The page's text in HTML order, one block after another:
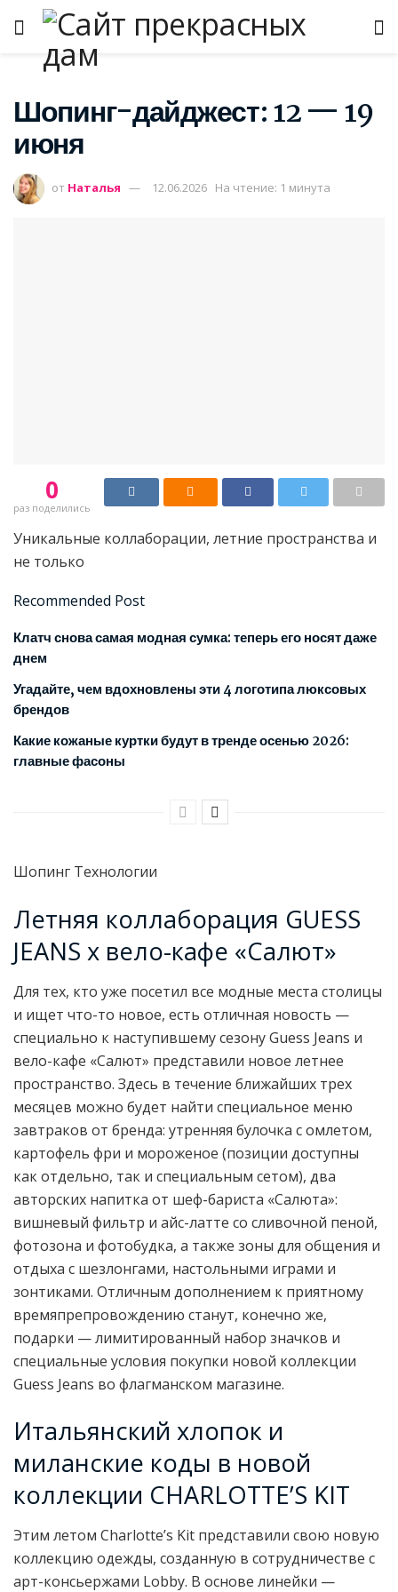
Шопинг-дайджест: 12 — 19
июня
от Наталья 12.06.2026 На чтение: 1 минута
0
раз поделились
Уникальные коллаборации, летние пространства и
не только
Recommended Post
Клатч снова самая модная сумка: теперь его носят даже
днем
Угадайте, чем вдохновлены эти 4 логотипа люксовых
брендов
Какие кожаные куртки будут в тренде осенью 2026:
главные фасоны
Шопинг Технологии
Летняя коллаборация GUESS
JEANS x вело-кафе «Салют»
Для тех, кто уже посетил все модные места столицы
и ищет что-то новое, есть отличная новость —
специально к наступившему сезону Guess Jeans и
вело-кафе «Салют» представили новое летнее
пространство. Здесь в течение ближайших трех
месяцев можно будет найти специальное меню
завтраков от бренда: утренняя булочка с омлетом,
картофель фри и мороженое (позиции доступны
как отдельно, так и специальным сетом), два
авторских напитка от шеф-бариста «Салюта»:
вишневый фильтр и айс-латте со сливочной пеной,
фотозона и фотобудка, а также зоны для общения и
отдыха с шезлонгами, настольными играми и
зонтиками. Отличным дополнением к приятному
времяпрепровождению станут, конечно же,
подарки — лимитированный набор значков и
специальные условия покупки новой коллекции
Guess Jeans во флагманском магазине.
Итальянский хлопок и
миланские коды в новой
коллекции CHARLOTTE’S KIT
Этим летом Charlotte’s Kit представили свою новую
коллекцию одежды, созданную в сотрудничестве с
арт-консьержами Lobby. В основе линейки —